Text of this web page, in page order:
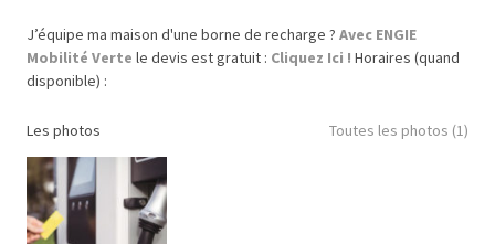
J’équipe ma maison d'une borne de recharge ? Avec ENGIE
Mobilité Verte le devis est gratuit : Cliquez Ici ! Horaires (quand
disponible) :
Les photos Toutes les photos (1)